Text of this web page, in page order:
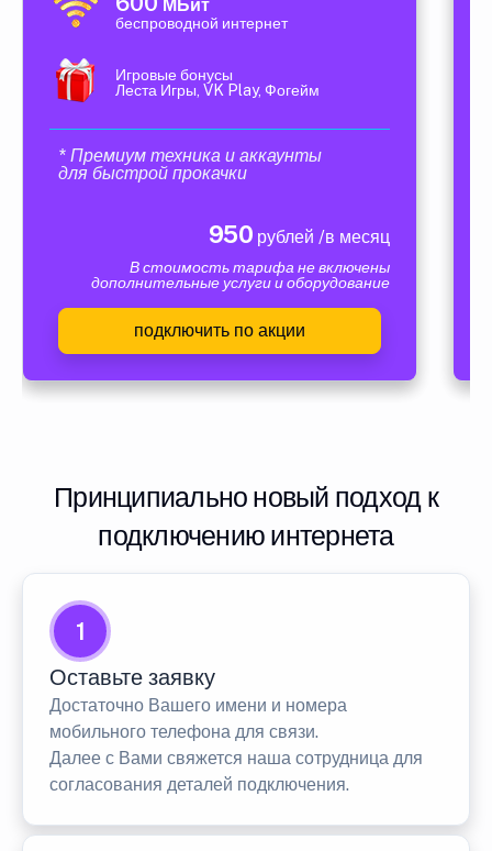
МБит
беспроводной интернет
Игровые бонусы
Леста Игры, VK Play, Фогейм
* Премиум техника и аккаунты
для быстрой прокачки
950 рублей /в месяц
В стоимость тарифа не включены
дополнительные услуги и оборудование
подключить по акции
Принципиально новый подход к
подключению интернета
1
Оставьте заявку
Достаточно Вашего имени и номера
мобильного телефона для связи.
Далее с Вами свяжется наша сотрудница для
согласования деталей подключения.